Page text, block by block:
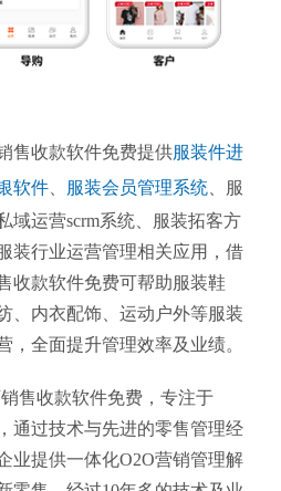
售收款软件免费提供服装件进
软件 服装会员管理系统 、服
域运营scrm系统、服装拓客方
装行业运营管理相关应用，借
收款软件免费可帮助服装鞋
、内衣配饰、运动户外等服装
，全面提升管理效率及业绩。
售收款软件免费 ，专注于
通过技术与先进的零售管理经
业提供一体化O2O营销管理解